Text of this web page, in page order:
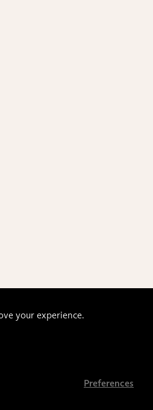
your experience.
Preferences